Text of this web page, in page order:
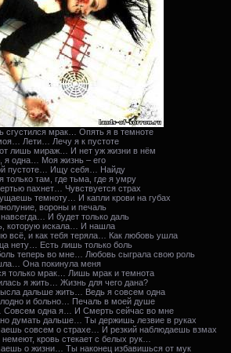
сгустился мрак… Опять я в темноте
Лети… Лечу я к пустоте
лишь мираж… И нет уж жизни в нём
я одна… Моя жизнь – его
пустоте… Ищу себя… Найду
только там, где тьма, где я умру
пахнет… Чувствуется страх
темноту… И капли крови на губах
вороны и печаль
И будет только даль
которую искала… И нашла
всё, и как тебя теряла… Как любовь ушла
нету… Есть лишь только боль
теперь во мне… Любовь сыграла свою роль
Она покинула меня
только мрак… Лишь мрак и темнота
я жить… Жизнь для чего дана?
дальше жить… Ведь я совсем одна
и больно… Печаль в моей душе
одна я… И Смерть сейчас во мне
думать дальше… Ты держишь лезвие в руках
совсем о страхе… И резкий наблюдаешь взмах
немеют, кровь стекает с белых рук…
о жизни… Ты наконец избавишься от мук